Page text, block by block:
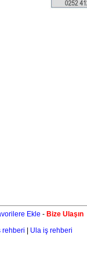
Ekle - Bize Ulaşın
rehberi Ula iş rehberi